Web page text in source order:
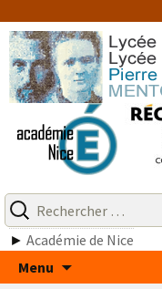
au
contenu
pour
:
► Académie de Nice
Menu
au